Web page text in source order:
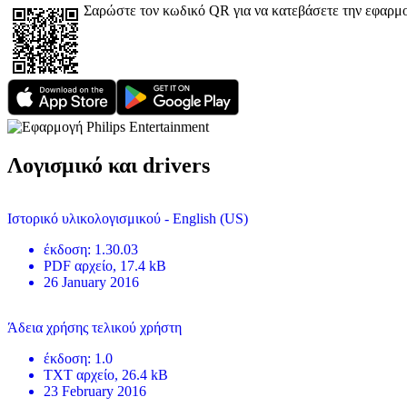
Σαρώστε τον κωδικό QR για να κατεβάσετε την
Λογισμικό και drivers
Ιστορικό υλικολογισμικού - English (US)
έκδοση: 1.30.03
PDF αρχείο, 17.4 kB
26 January 2016
Άδεια χρήσης τελικού χρήστη
έκδοση: 1.0
TXT αρχείο, 26.4 kB
23 February 2016